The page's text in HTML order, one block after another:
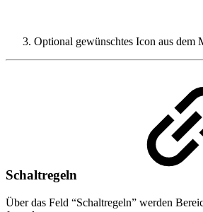
Optional gewünschtes Icon aus dem
Schaltregeln
Über das Feld “Schaltregeln” werden